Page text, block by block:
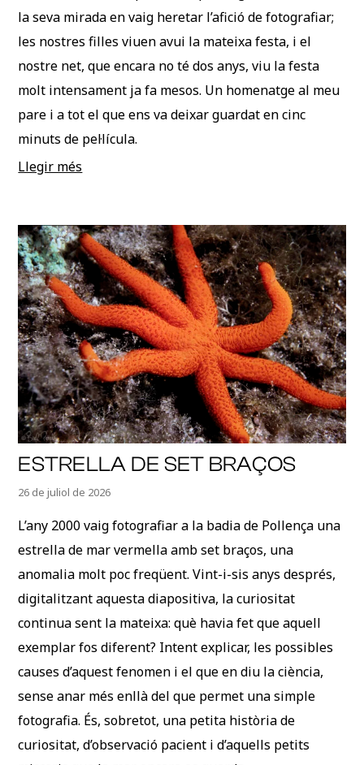
la seva mirada en vaig heretar l’afició de fotografiar;
les nostres filles viuen avui la mateixa festa, i el
nostre net, que encara no té dos anys, viu la festa
molt intensament ja fa mesos. Un homenatge al meu
pare i a tot el que ens va deixar guardat en cinc
minuts de pel·lícula.
Llegir més
ESTRELLA DE SET BRAÇOS
26 de juliol de 2026
L’any 2000 vaig fotografiar a la badia de Pollença una
estrella de mar vermella amb set braços, una
anomalia molt poc freqüent. Vint-i-sis anys després,
digitalitzant aquesta diapositiva, la curiositat
continua sent la mateixa: què havia fet que aquell
exemplar fos diferent? Intent explicar, les possibles
causes d’aquest fenomen i el que en diu la ciència,
sense anar més enllà del que permet una simple
fotografia. És, sobretot, una petita història de
curiositat, d’observació pacient i d’aquells petits